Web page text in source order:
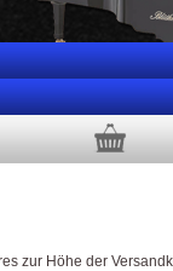
zur Höhe der